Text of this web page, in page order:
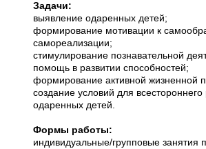
Задачи:
выявление одаренных детей;
формирование мотивации к
самореализации;
стимулирование познавательной
помощь в развитии способностей;
формирование активной жизненной
создание условий для всестороннего
одаренных детей.
Формы работы:
индивидуальные/групповые занятия